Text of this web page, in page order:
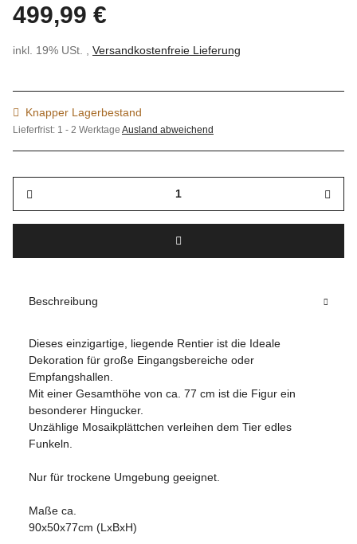
499,99 €
inkl. 19% USt. , Versandkostenfreie Lieferung
Knapper Lagerbestand
Lieferfrist: 1 - 2 Werktage Ausland abweichend
Beschreibung
Dieses einzigartige, liegende Rentier ist die Ideale
Dekoration für große Eingangsbereiche oder
Empfangshallen.
Mit einer Gesamthöhe von ca. 77 cm ist die Figur ein
besonderer Hingucker.
Unzählige Mosaikplättchen verleihen dem Tier edles
Funkeln.
Nur für trockene Umgebung geeignet.
Maße ca.
90x50x77cm (LxBxH)